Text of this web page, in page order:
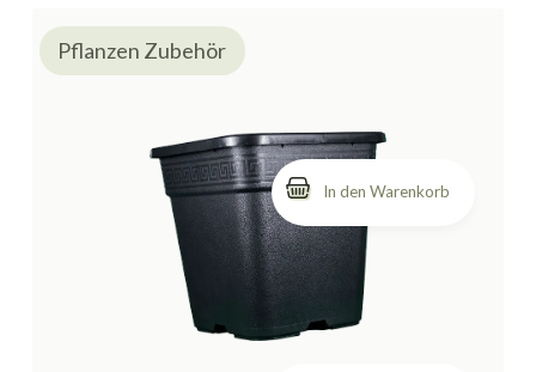
Pflanzen Zubehör